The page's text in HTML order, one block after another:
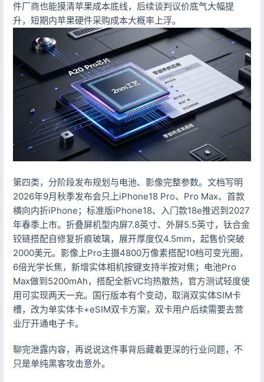
件厂商也能摸清苹果成本底线，后续谈判议价底气大幅提
升，短期内苹果硬件采购成本大概率上浮。
第四类，分阶段发布规划与电池、影像完整参数。文档写明
2026年9月秋季发布会只上iPhone18 Pro、Pro Max、首款
横向内折iPhone；标准版iPhone18、入门款18e推迟到2027
年春季上市。折叠屏机型内屏7.8英寸、外屏5.5英寸，钛合金
铰链搭配自修复折痕玻璃，展开厚度仅4.5mm，起售价突破
2000美元。影像上Pro主摄4800万像素搭配10档可变光圈，
6倍光学长焦，新增实体相机按键支持半按对焦；电池Pro
Max做到5200mAh，搭配全新VC均热散热，官方测试轻度使
用可实现两天一充。国行版本有个变动，取消双实体SIM卡
槽，改为单实体卡+eSIM双卡方案，双卡用户后续需要去营
业厅开通电子卡。
聊完泄露内容，再说说这件事背后藏着更深的行业问题，不
只是单纯黑客攻击意外。